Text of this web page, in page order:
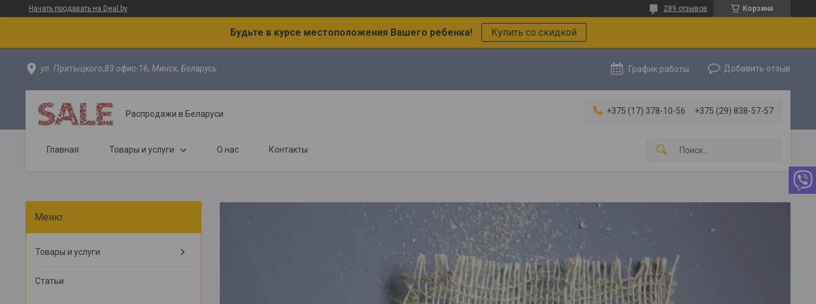
Начать продавать на Deal.by Корзина
289 отзывов
Будьте в курсе местоположения Вашего ребенка! Купить со скидкой
ул. Притыцкого,83 офис-16, Минск, Беларусь График работы Добавить отзыв
Распродажи в Беларуси +375 (17) 378-10-56 +375 (29) 838-57-57
Главная Товары и услуги О нас Контакты
Товары и услуги
Статьи